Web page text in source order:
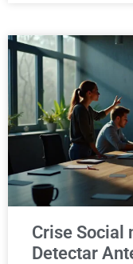
Crise Social
Detectar